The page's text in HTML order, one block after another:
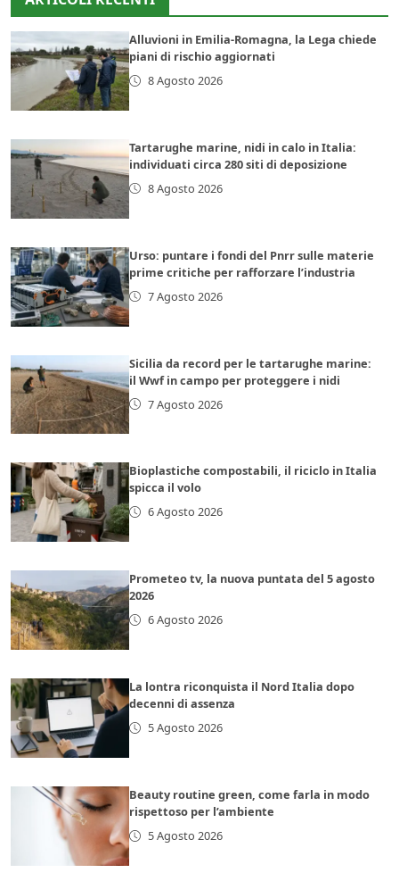
Alluvioni in Emilia-Romagna, la Lega chiede
piani di rischio aggiornati
8 Agosto 2026
Tartarughe marine, nidi in calo in Italia:
individuati circa 280 siti di deposizione
8 Agosto 2026
Urso: puntare i fondi del Pnrr sulle materie
prime critiche per rafforzare l’industria
7 Agosto 2026
Sicilia da record per le tartarughe marine:
il Wwf in campo per proteggere i nidi
7 Agosto 2026
Bioplastiche compostabili, il riciclo in Italia
spicca il volo
6 Agosto 2026
Prometeo tv, la nuova puntata del 5 agosto
2026
6 Agosto 2026
La lontra riconquista il Nord Italia dopo
decenni di assenza
5 Agosto 2026
Beauty routine green, come farla in modo
rispettoso per l’ambiente
5 Agosto 2026